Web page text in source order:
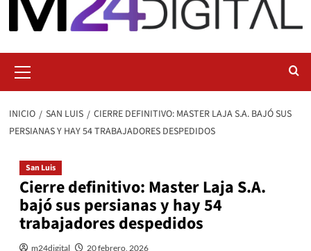
primario
INICIO SAN LUIS
CIERRE DEFINITIVO: MASTER LAJA S.A. BAJÓ SUS
PERSIANAS Y HAY 54 TRABAJADORES DESPEDIDOS
San Luis
Cierre definitivo: Master Laja S.A.
bajó sus persianas y hay 54
trabajadores despedidos
m24digital 20 febrero, 2026